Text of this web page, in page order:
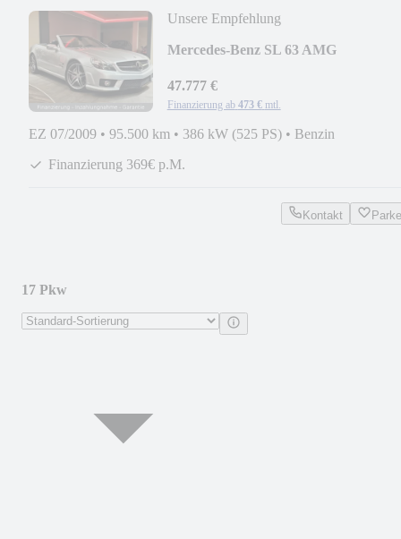
Unsere Empfehlung
Mercedes-Benz SL 63 AMG
47.777 €
Finanzierung ab 473 € mtl.
EZ 07/2009 • 95.500 km • 386 kW (525 PS) • Benzin
Finanzierung 369€ p.M.
Kontakt
17 Pkw